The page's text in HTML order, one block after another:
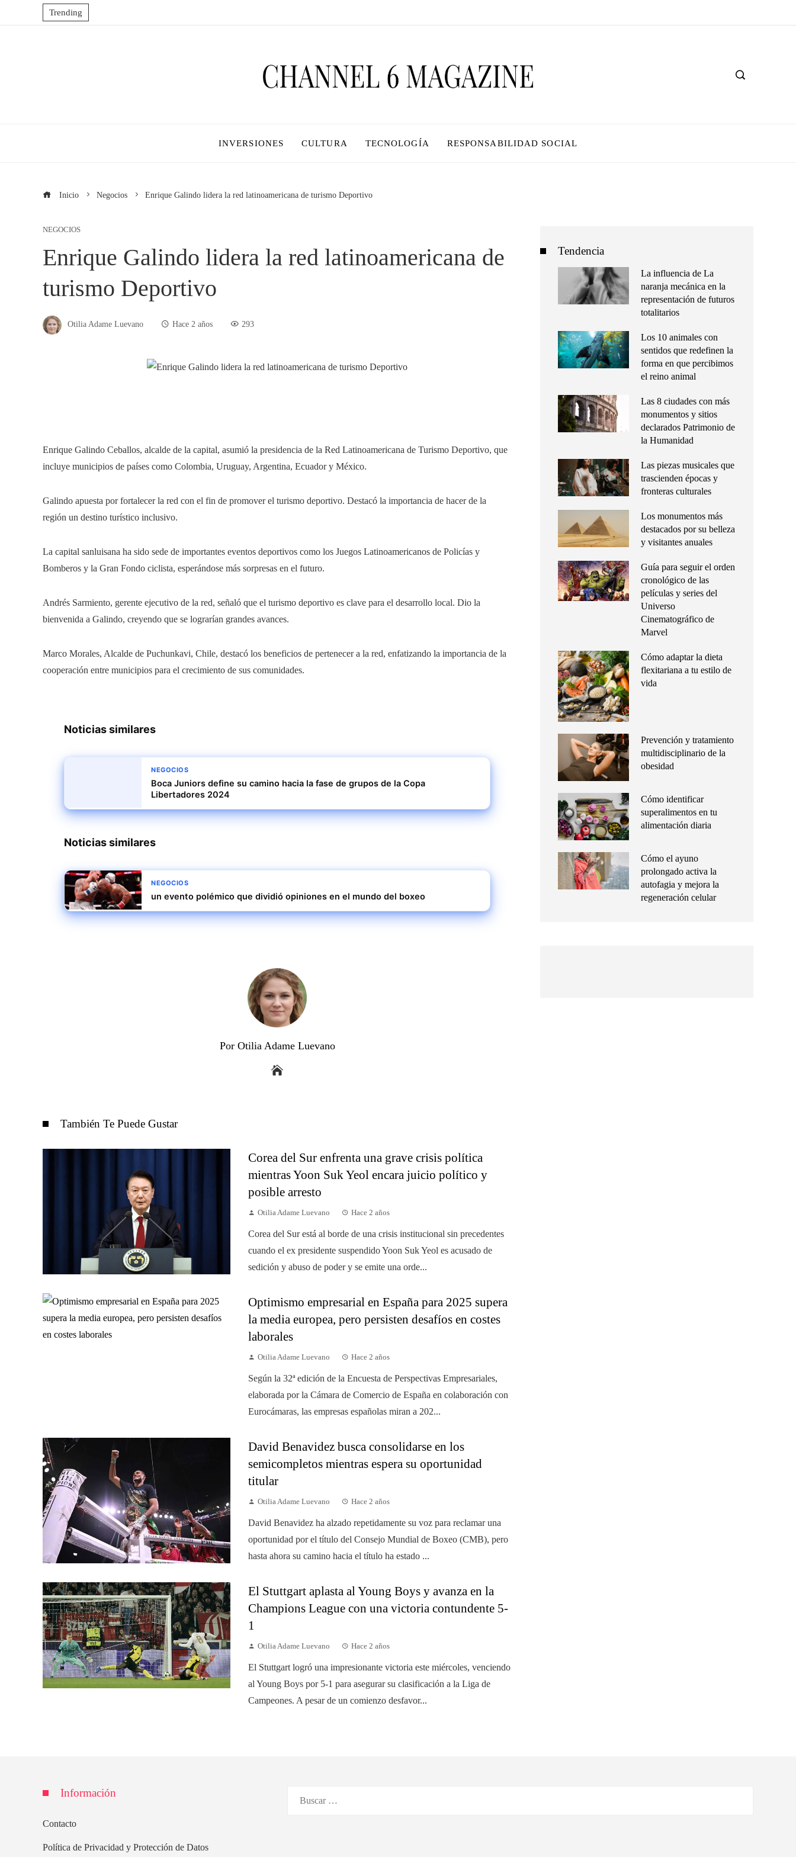
Trending
INVERSIONES CULTURA TECNOLOGÍA RESPONSABILIDAD SOCIAL
Inicio Negocios Enrique Galindo lidera la red latinoamericana de turismo Deportivo
NEGOCIOS
Enrique Galindo lidera la red latinoamericana de
turismo Deportivo
Otilia Adame Luevano Hace 2 años 293
Enrique Galindo Ceballos, alcalde de la capital, asumió la presidencia de la Red Latinoamericana de Turismo Deportivo, que
incluye municipios de países como Colombia, Uruguay, Argentina, Ecuador y México.
Galindo apuesta por fortalecer la red con el fin de promover el turismo deportivo. Destacó la importancia de hacer de la
región un destino turístico inclusivo.
La capital sanluisana ha sido sede de importantes eventos deportivos como los Juegos Latinoamericanos de Policías y
Bomberos y la Gran Fondo ciclista, esperándose más sorpresas en el futuro.
Andrés Sarmiento, gerente ejecutivo de la red, señaló que el turismo deportivo es clave para el desarrollo local. Dio la
bienvenida a Galindo, creyendo que se lograrían grandes avances.
Marco Morales, Alcalde de Puchunkavi, Chile, destacó los beneficios de pertenecer a la red, enfatizando la importancia de la
cooperación entre municipios para el crecimiento de sus comunidades.
Noticias similares
NEGOCIOS
Boca Juniors define su camino hacia la fase de grupos de la Copa
Libertadores 2024
Noticias similares
NEGOCIOS
un evento polémico que dividió opiniones en el mundo del boxeo
Por Otilia Adame Luevano
También Te Puede Gustar
Corea del Sur enfrenta una grave crisis política
mientras Yoon Suk Yeol encara juicio político y
posible arresto
Otilia Adame Luevano Hace 2 años
Corea del Sur está al borde de una crisis institucional sin precedentes
cuando el ex presidente suspendido Yoon Suk Yeol es acusado de
sedición y abuso de poder y se emite una orde...
Optimismo empresarial en España para 2025 supera
la media europea, pero persisten desafíos en costes
laborales
Otilia Adame Luevano Hace 2 años
Según la 32ª edición de la Encuesta de Perspectivas Empresariales,
elaborada por la Cámara de Comercio de España en colaboración con
Eurocámaras, las empresas españolas miran a 202...
David Benavidez busca consolidarse en los
semicompletos mientras espera su oportunidad
titular
Otilia Adame Luevano Hace 2 años
David Benavidez ha alzado repetidamente su voz para reclamar una
oportunidad por el título del Consejo Mundial de Boxeo (CMB), pero
hasta ahora su camino hacia el título ha estado ...
El Stuttgart aplasta al Young Boys y avanza en la
Champions League con una victoria contundente 5-
1
Otilia Adame Luevano Hace 2 años
El Stuttgart logró una impresionante victoria este miércoles, venciendo
al Young Boys por 5-1 para asegurar su clasificación a la Liga de
Campeones. A pesar de un comienzo desfavor...
Tendencia
La influencia de La
naranja mecánica en la
representación de futuros
totalitarios
Los 10 animales con
sentidos que redefinen la
forma en que percibimos
el reino animal
Las 8 ciudades con más
monumentos y sitios
declarados Patrimonio de
la Humanidad
Las piezas musicales que
trascienden épocas y
fronteras culturales
Los monumentos más
destacados por su belleza
y visitantes anuales
Guía para seguir el orden
cronológico de las
películas y series del
Universo
Cinematográfico de
Marvel
Cómo adaptar la dieta
flexitariana a tu estilo de
vida
Prevención y tratamiento
multidisciplinario de la
obesidad
Cómo identificar
superalimentos en tu
alimentación diaria
Cómo el ayuno
prolongado activa la
autofagia y mejora la
regeneración celular
Información
Contacto
Política de Privacidad y Protección de Datos